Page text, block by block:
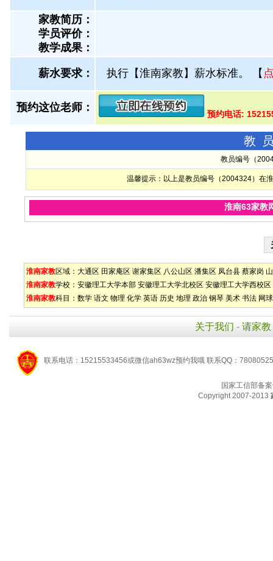
家教简历：
学员评价：
教学成果：
薪水要求： 执行【淮南家教】薪水标准。 【
预约这位老师：
预约电话:
教
教员编号（
温馨提示：以上是教员编号（2004324）在
淮南63家教
淮南家教区域： 大通区 田家庵区 谢家集区 八公山区 潘集区 凤台县 蔡家岗
淮南家教学校： 安徽理工大学本部 安徽理工大学北校区 安徽理工大学西校区
淮南家教科目： 数学 语文 物理 化学 英语 历史 地理 政治 钢琴 美术 书法 网球
关于我们 - 请家教
联系电话：15215533456或微信ah63wz预约我哦 联系QQ：
国家工信部备
Copyright 2007-2013